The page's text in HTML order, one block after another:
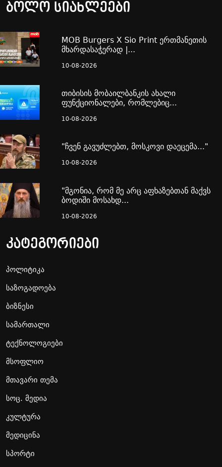
ბოლო სიახლეები
MOB Burgers X Sio Print ერთმანეთის
მხარდასაჭერად |...
10-08-2026
თიბისის მობაილბანკის ახალი
ფუნქციონალები, რომლებიც...
10-08-2026
"ჩვენ გავუძლებთ, მოსკოვი დაეცემა..."
10-08-2026
"მგონია, რომ მე არც აფხაზებთან მაქვს
ბოდიში მოსახდ...
10-08-2026
კატეგორიები
პოლიტიკა
საზოგადოება
ბიზნესი
სამართალი
ტექნოლოგიები
მსოფლიო
მთავარი თემა
სოც. მედია
კულტურა
მედიცინა
სპორტი